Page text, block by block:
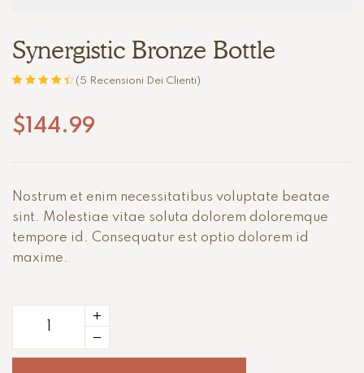
Synergistic Bronze Bottle
base di
(5 Recensioni Dei Clienti)
$144.99
Nostrum et enim necessitatibus voluptate beatae
sint. Molestiae vitae soluta dolorem doloremque
tempore id. Consequatur est optio dolorem id
maxime.